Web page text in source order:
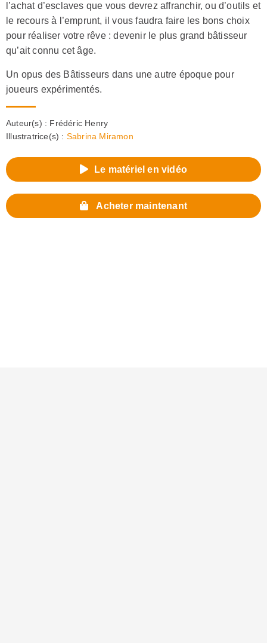
l’achat d’esclaves que vous devrez affranchir, ou d’outils et
le recours à l’emprunt, il vous faudra faire les bons choix
pour réaliser votre rêve : devenir le plus grand bâtisseur
qu’ait connu cet âge.
Un opus des Bâtisseurs dans une autre époque pour
joueurs expérimentés.
Auteur(s) : Frédéric Henry
Illustratrice(s) : Sabrina Miramon
Le matériel en vidéo
Acheter maintenant